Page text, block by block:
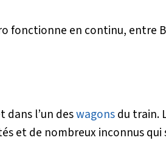
fonctionne en continu, entre
dans l’un deswagonsdu train.
et de nombreux inconnus qui